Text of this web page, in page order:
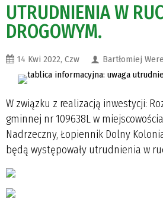
UTRUDNIENIA W
DROGOWYM.
14 Kwi 2022, Czw Bartłomiej
W związku z realizacją inwestycji:
gminnej nr 109638L w
Nadrzeczny, Łopiennik Dolny
będą występowały utrudnienia w